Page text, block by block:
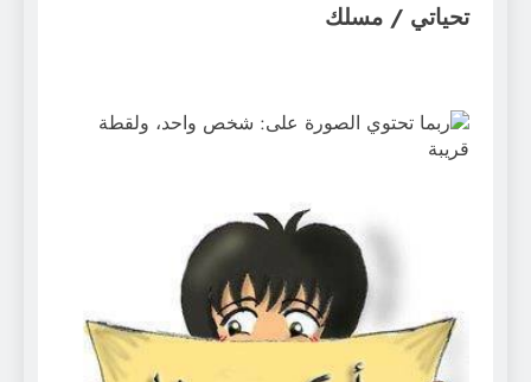
تحياتي / مسلك